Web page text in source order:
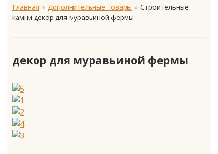
Главная Дополнительные товары
Строительные
камни декор для муравьиной фермы
декор для муравьиной фермы